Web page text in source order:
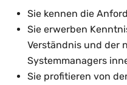
Sie kennen die
Sie erwerben
Verständnis und der
Systemmanagers
Sie profitieren von